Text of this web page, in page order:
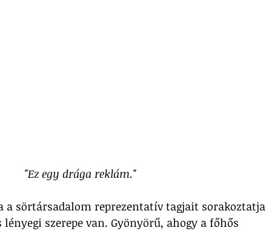
"Ez egy drága reklám."
a sörtársadalom reprezentatív tagjait sorakoztatja
szerepe van. Gyönyörű, ahogy a főhős